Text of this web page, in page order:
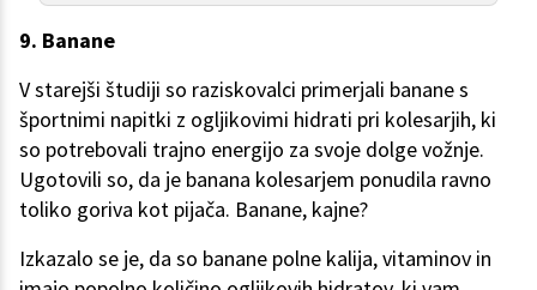
9. Banane
V starejši študiji so raziskovalci primerjali banane s
športnimi napitki z ogljikovimi hidrati pri kolesarjih, ki
so potrebovali trajno energijo za svoje dolge vožnje.
Ugotovili so, da je banana kolesarjem ponudila ravno
toliko goriva kot pijača. Banane, kajne?
Izkazalo se je, da so banane polne kalija, vitaminov in